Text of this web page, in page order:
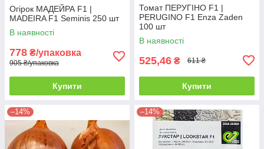
Огірок МАДЕЙРА F1 |
MADEIRA F1 Seminis 250 шт
В наявності
778 ₴/упаковка
905 ₴/упаковка
Купити
Томат ПЕРУГІНО F1 |
PERUGINO F1 Enza Zaden
100 шт
В наявності
525,46 ₴ 611 ₴
Купити
–14% –14%